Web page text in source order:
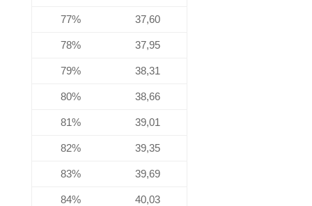
77% 37,60
78% 37,95
79% 38,31
80% 38,66
81% 39,01
82% 39,35
83% 39,69
84% 40,03